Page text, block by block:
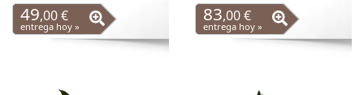
49,00 €
entrega hoy »
83,00 €
entrega hoy »